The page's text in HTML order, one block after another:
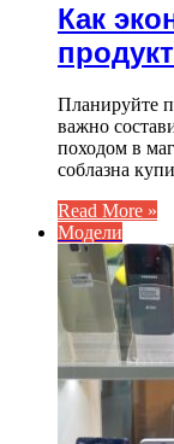
Как
Планируйте
важно
походом в
соблазна
Read More »
Модели